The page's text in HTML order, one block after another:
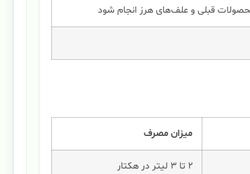
قبلی و علف‌های هرز انجام شود
میزان مصرف
۲ تا ۳ لیتر در هکتار